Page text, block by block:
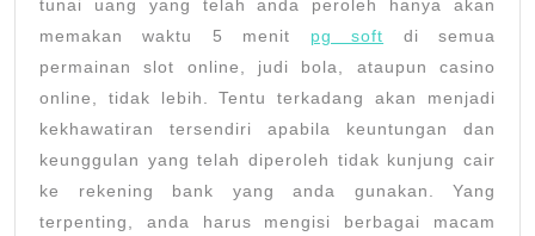
tunai uang yang telah anda peroleh hanya akan
memakan waktu 5 menit pg soft di semua
permainan slot online, judi bola, ataupun casino
online, tidak lebih. Tentu terkadang akan menjadi
kekhawatiran tersendiri apabila keuntungan dan
keunggulan yang telah diperoleh tidak kunjung cair
ke rekening bank yang anda gunakan. Yang
terpenting, anda harus mengisi berbagai macam